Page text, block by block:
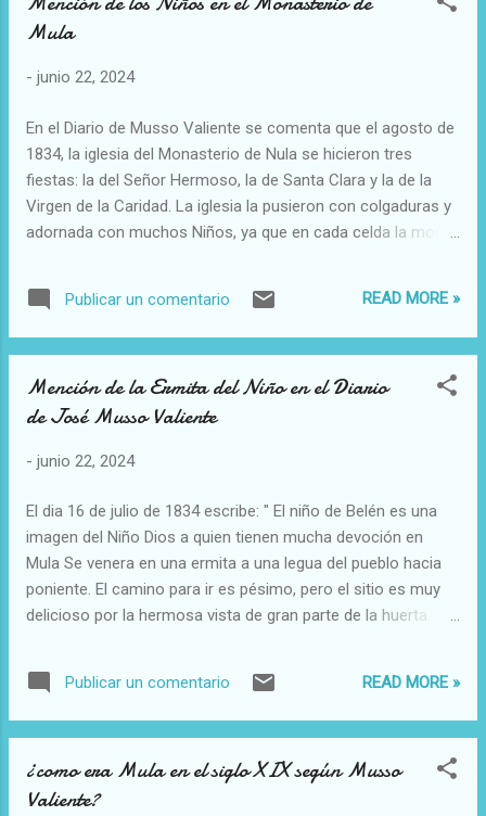
Mula
- junio 22, 2024
En el Diario de Musso Valiente se comenta que el agosto de
1834, la iglesia del Monasterio de Nula se hicieron tres
fiestas: la del Señor Hermoso, la de Santa Clara y la de la
Virgen de la Caridad. La iglesia la pusieron con colgaduras y
adornada con muchos Niños, ya que en cada celda la monja
convento y se vuelve a mencionar la cantidad de Niños, así
como de otras imágenes y reliquias. Se relata algunas
imágenes, algunos cuadros y la tinaja donde se conserva el
Publicar un comentario READ MORE »
Mención de la Ermita del Niño en el Diario
de José Musso Valiente
- junio 22, 2024
El dia 16 de julio de 1834 escribe: " El niño de Belén es una
imagen del Niño Dios a quien tienen mucha devoción en
Mula Se venera en una ermita a una legua del pueblo hacia
poniente. El camino para ir es pésimo, pero el sitio es muy
delicioso por la hermosa vista de gran parte de la huerta.
que van a visitarle Santuario"
Publicar un comentario READ MORE »
¿como era Mula en el siglo XIX según Musso
Valiente?